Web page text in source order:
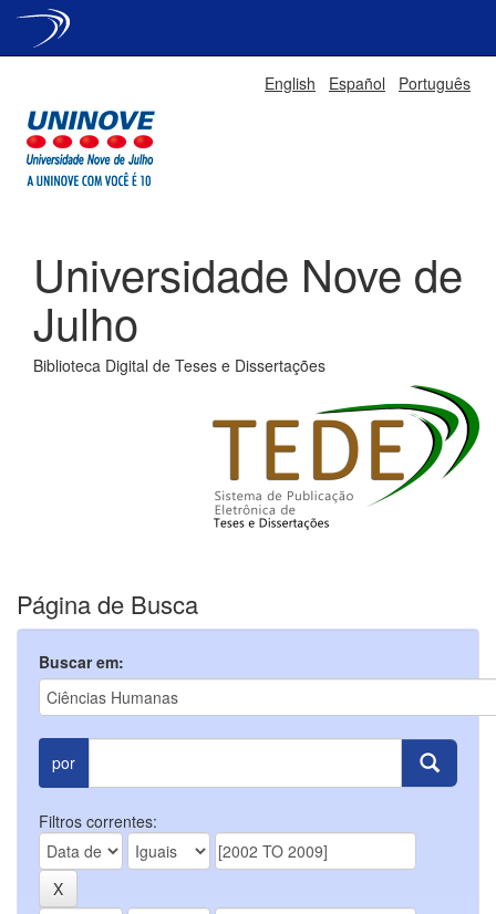
English Español Português
Universidade Nove de
Julho
Biblioteca Digital de Teses e Dissertações
Página de Busca
Buscar em:
por
Filtros correntes: